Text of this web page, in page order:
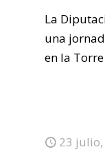
La
una
en la Torre
23 julio,